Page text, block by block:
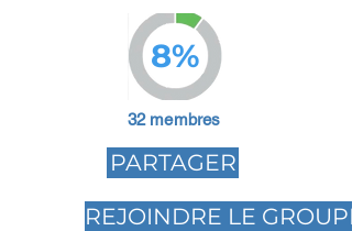
8%
32 membres
PARTAGER
REJOINDRE LE GROUPE